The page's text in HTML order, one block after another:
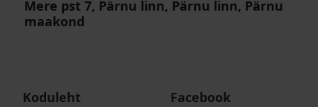
Mere pst 7, Pärnu linn, Pärnu linn, Pärnu
maakond
Koduleht
Facebook